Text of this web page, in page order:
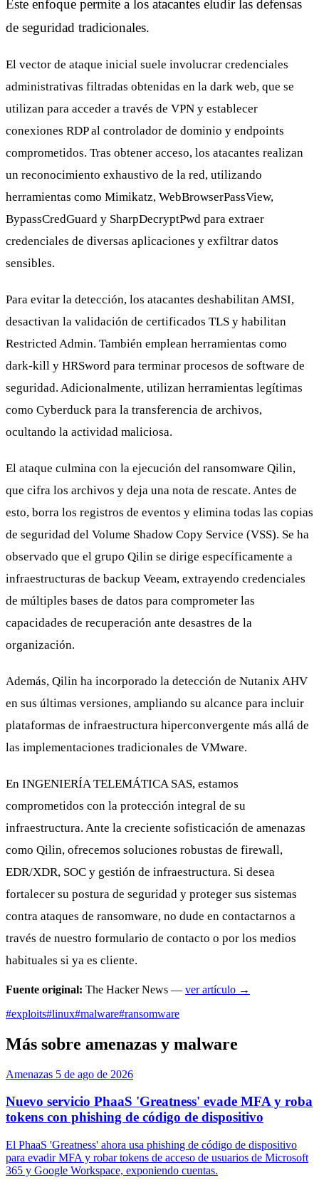
Este enfoque permite a los atacantes eludir las defensas
de seguridad tradicionales.
El vector de ataque inicial suele involucrar credenciales
administrativas filtradas obtenidas en la dark web, que se
utilizan para acceder a través de VPN y establecer
conexiones RDP al controlador de dominio y endpoints
comprometidos. Tras obtener acceso, los atacantes realizan
un reconocimiento exhaustivo de la red, utilizando
herramientas como Mimikatz, WebBrowserPassView,
BypassCredGuard y SharpDecryptPwd para extraer
credenciales de diversas aplicaciones y exfiltrar datos
sensibles.
Para evitar la detección, los atacantes deshabilitan AMSI,
desactivan la validación de certificados TLS y habilitan
Restricted Admin. También emplean herramientas como
dark-kill y HRSword para terminar procesos de software de
seguridad. Adicionalmente, utilizan herramientas legítimas
como Cyberduck para la transferencia de archivos,
ocultando la actividad maliciosa.
El ataque culmina con la ejecución del ransomware Qilin,
que cifra los archivos y deja una nota de rescate. Antes de
esto, borra los registros de eventos y elimina todas las copias
de seguridad del Volume Shadow Copy Service (VSS). Se ha
observado que el grupo Qilin se dirige específicamente a
infraestructuras de backup Veeam, extrayendo credenciales
de múltiples bases de datos para comprometer las
capacidades de recuperación ante desastres de la
organización.
Además, Qilin ha incorporado la detección de Nutanix AHV
en sus últimas versiones, ampliando su alcance para incluir
plataformas de infraestructura hiperconvergente más allá de
las implementaciones tradicionales de VMware.
En INGENIERÍA TELEMÁTICA SAS, estamos
comprometidos con la protección integral de su
infraestructura. Ante la creciente sofisticación de amenazas
como Qilin, ofrecemos soluciones robustas de firewall,
EDR/XDR, SOC y gestión de infraestructura. Si desea
fortalecer su postura de seguridad y proteger sus sistemas
contra ataques de ransomware, no dude en contactarnos a
través de nuestro formulario de contacto o por los medios
habituales si ya es cliente.
Fuente original: The Hacker News — ver artículo →
#exploits#linux#malware#ransomware
Más sobre amenazas y malware
Amenazas 5 de ago de 2026
Nuevo servicio PhaaS 'Greatness' evade MFA y roba
tokens con phishing de código de dispositivo
El PhaaS 'Greatness' ahora usa phishing de código de dispositivo
para evadir MFA y robar tokens de acceso de usuarios de Microsoft
365 y Google Workspace, exponiendo cuentas.